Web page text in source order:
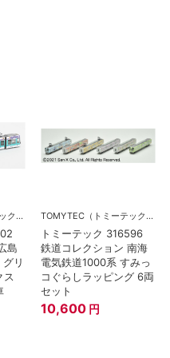
TOMYTEC（トミーテック）
島
リ
ス
TOMYTEC（トミーテック）
トミーテック 316596
鉄道コレクション 南海
電気鉄道1000系 すみっ
コぐらしラッピング 6両
セット
10,600 円